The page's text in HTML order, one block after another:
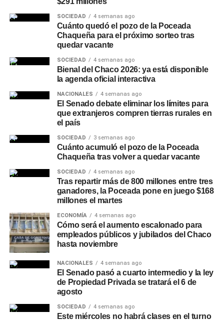
quienes priorizan la negociación institucional y quienes
abogan por medidas de fuerza— marca un punto de
fricción que podría definir lacapacidad de respuesta del
movimiento obrero argentino
en los próximos meses.
En Síntesis
La paralización de la megaplanta de Coca-Cola por
decisión de Pablo Moyano y su gremio ratifica que el
movimiento obrero se encuentra en un momentoclave de
por la discusión de una reforma laboral que el Gobierno
busca aprobar en el Congreso. La medida de fuerza, que
política firme, podría dejar una marca duradera en la
relación entre sindicatos, empresa y Estado en la
Argentina contemporánea.
Más Noticias en Nuestra Redes:
Facebook
Instagram
YouTube
Vial, Rafael Acuña; la jueza de Faltas Municipal, Gimena
Vázquez; el director de Zona Interior Charata, Antonio
Rudaz; el secretario de Tránsito, Carlos Aoad; el jefe del
911, Juan Antonio Cabrera; el representante de Policía
Caminera, Mario Sosa, y el presidente del Concejo
Municipal, Alejandro Barcala.
Más noticias de Charata enCharataChaco.Net.
SOCIEDAD 4 semanas ago
Cuánto quedó el pozo de la Poceada
Chaqueña para el próximo sorteo tras
quedar vacante
SOCIEDAD 4 semanas ago
Bienal del Chaco 2026: ya está disponible
la agenda oficial interactiva
NACIONALES 4 semanas ago
El Senado debate eliminar los límites para
que extranjeros compren tierras rurales en
el país
SOCIEDAD 3 semanas ago
Cuánto acumuló el pozo de la Poceada
Chaqueña tras volver a quedar vacante
SOCIEDAD 4 semanas ago
Tras repartir más de 800 millones entre tres
ganadores, la Poceada pone en juego $168
millones el martes
ECONOMÍA 4 semanas ago
Cómo será el aumento escalonado para
empleados públicos y jubilados del Chaco
hasta noviembre
NACIONALES 4 semanas ago
El Senado pasó a cuarto intermedio y la ley
de Propiedad Privada se tratará el 6 de
agosto
SOCIEDAD 4 semanas ago
Este miércoles no habrá clases en el turno